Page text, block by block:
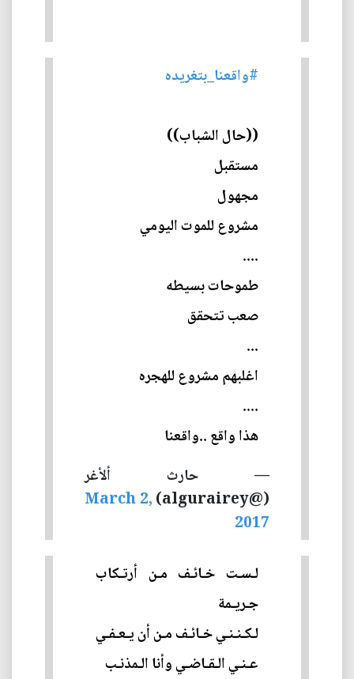
#واقعنا_بتغريده
((حال الشباب))
مستقبل
مجهول
مشروع للموت اليومي
....
طموحات بسيطه
صعب تتحقق
...
اغلبهم مشروع للهجره
....
هذا واقع ..واقعنا
— حارث ألأغر
(@algurairey)
March 2,
2017
لـسـت خـائـف مـن أرتـكاب
جـريـمة
لـكـنـنـي خـائـف مـن أن يـعـفـي
عـنـي الـقـاضـي وأنا الـمذنـب